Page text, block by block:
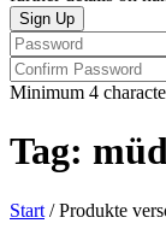
Minimum 4
Tag:
Start / Produkte